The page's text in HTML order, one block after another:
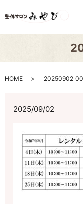
HOME
2025/09/02